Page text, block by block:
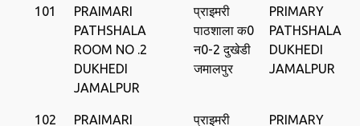
101
PRAIMARI
PATHSHALA
ROOM NO .2
DUKHEDI
JAMALPUR
प्राइमरी
पाठशाला क0
न0-2 दुखेडी
जमालपुर
PRIMARY
PATHSHALA
DUKHEDI
JAMALPUR
102
PRAIMARI
प्राइमरी
PRIMARY